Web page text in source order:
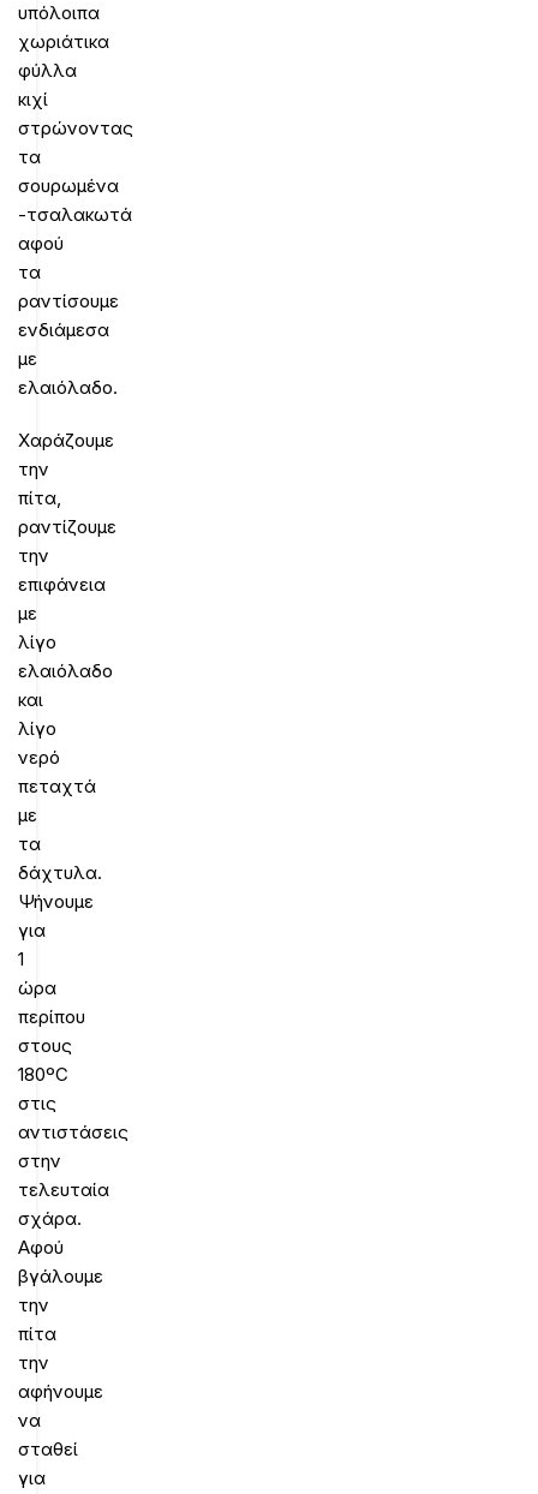
υπόλοιπα
χωριάτικα
φύλλα
κιχί
στρώνοντας
τα
σουρωμένα
-τσαλακωτά
αφού
τα
ραντίσουμε
ενδιάμεσα
με
ελαιόλαδο.
Χαράζουμε
την
πίτα,
ραντίζουμε
την
επιφάνεια
με
λίγο
ελαιόλαδο
και
λίγο
νερό
πεταχτά
με
τα
δάχτυλα.
Ψήνουμε
για
1
ώρα
περίπου
στους
180ºC
στις
αντιστάσεις
στην
τελευταία
σχάρα.
Αφού
βγάλουμε
την
πίτα
την
αφήνουμε
να
σταθεί
για